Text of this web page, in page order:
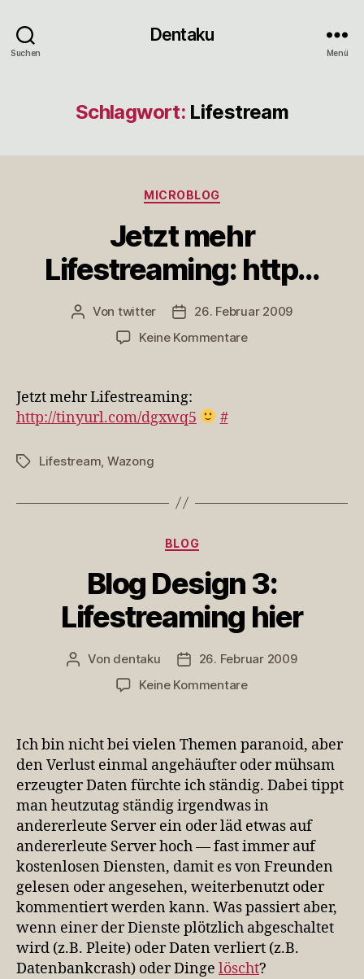
Suchen
Dentaku
Menü
Schlagwort: Lifestream
Kategorien
MICROBLOG
Jetzt mehr
Lifestreaming: http…
Beitragsautor
Von twitter Veröffentlichungsdatum
26. Februar 2009
Keine Kommentarezu
Jetzt mehr Lifestreaming:
http://tinyurl.com/dgxwq5
#
Schlagwörter
Lifestream Wazong
Kategorien
BLOG
Blog Design 3:
Lifestreaming hier
Beitragsautor
Von dentaku Veröffentlichungsdatum
26. Februar 2009
Keine Kommentarezu
3:
Lifestreaming
hier
Ich bin nicht bei vielen Themen paranoid, aber
den Verlust einmal angehäufter oder mühsam
erzeugter Daten fürchte ich ständig. Dabei tippt
man heutzutag ständig irgendwas in
andererleute Server ein oder läd etwas auf
andererleute Server hoch — fast immer auf
kostenlosen Diensten, damit es von Freunden
gelesen oder angesehen, weiterbenutzt oder
kommentiert werden kann. Was passiert aber,
wenn einer der Dienste plötzlich abgeschaltet
wird (z.B. Pleite) oder Daten verliert (z.B.
Datenbankcrash) oder Dinge löscht?